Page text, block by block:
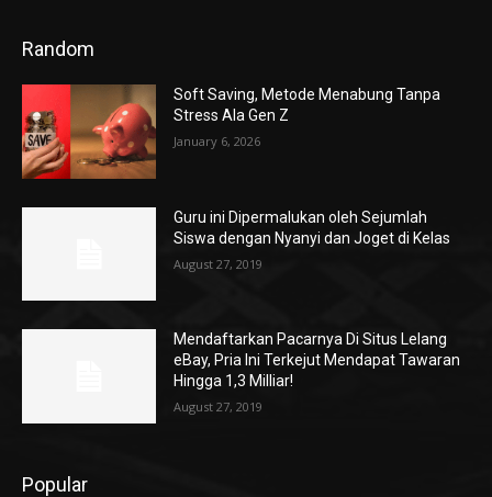
Random
Soft Saving, Metode Menabung Tanpa
Stress Ala Gen Z
January 6, 2026
Guru ini Dipermalukan oleh Sejumlah
Siswa dengan Nyanyi dan Joget di Kelas
August 27, 2019
Mendaftarkan Pacarnya Di Situs Lelang
eBay, Pria Ini Terkejut Mendapat Tawaran
Hingga 1,3 Milliar!
August 27, 2019
Popular